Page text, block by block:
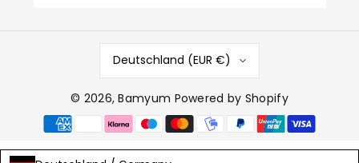
Deutschland (EUR €)
© 2026,Bamyum Powered by Shopify
Zahlungsmethoden